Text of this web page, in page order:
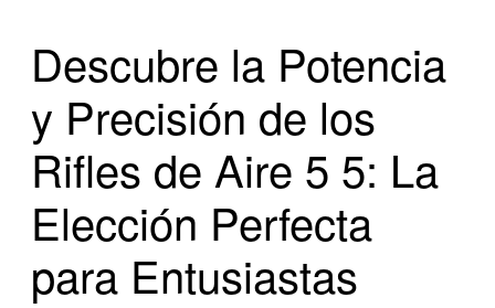
Descubre la Potencia
y Precisión de los
Rifles de Aire 5 5: La
Elección Perfecta
para Entusiastas